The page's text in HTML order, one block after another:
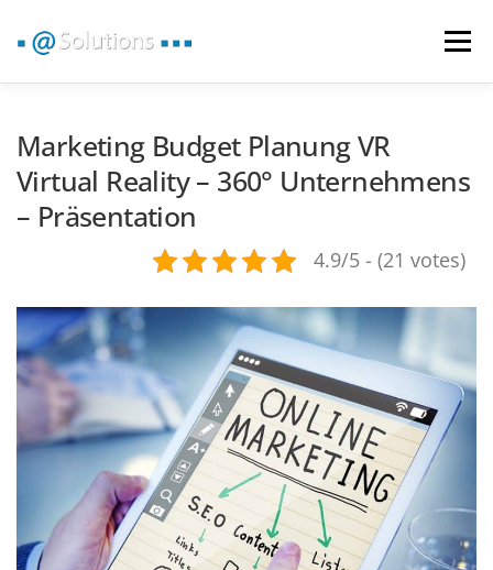
Inhalt
springen
Menü
360° VIDEO | IMAGE
Marketing Budget Planung VR
Virtual Reality – 360° Unternehmens
– Präsentation
4.9/5 - (21 votes)